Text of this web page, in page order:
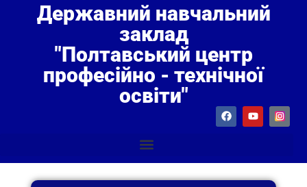
Державний навчальний
заклад
"Полтавський центр
професійно - технічної
освіти"